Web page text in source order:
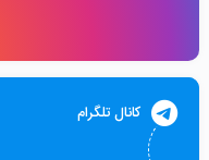
کانال تلگرام